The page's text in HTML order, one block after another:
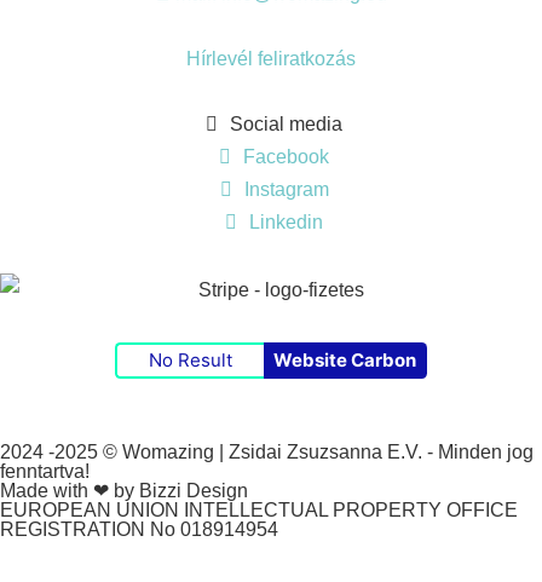
Hírlevél feliratkozás
Social media
Facebook
Instagram
Linkedin
No Result Website Carbon
2024 -2025 © Womazing | Zsidai Zsuzsanna E.V. - Minden jog
fenntartva!
Made with ❤ by Bizzi Design
EUROPEAN UNION INTELLECTUAL PROPERTY OFFICE
REGISTRATION No 018914954